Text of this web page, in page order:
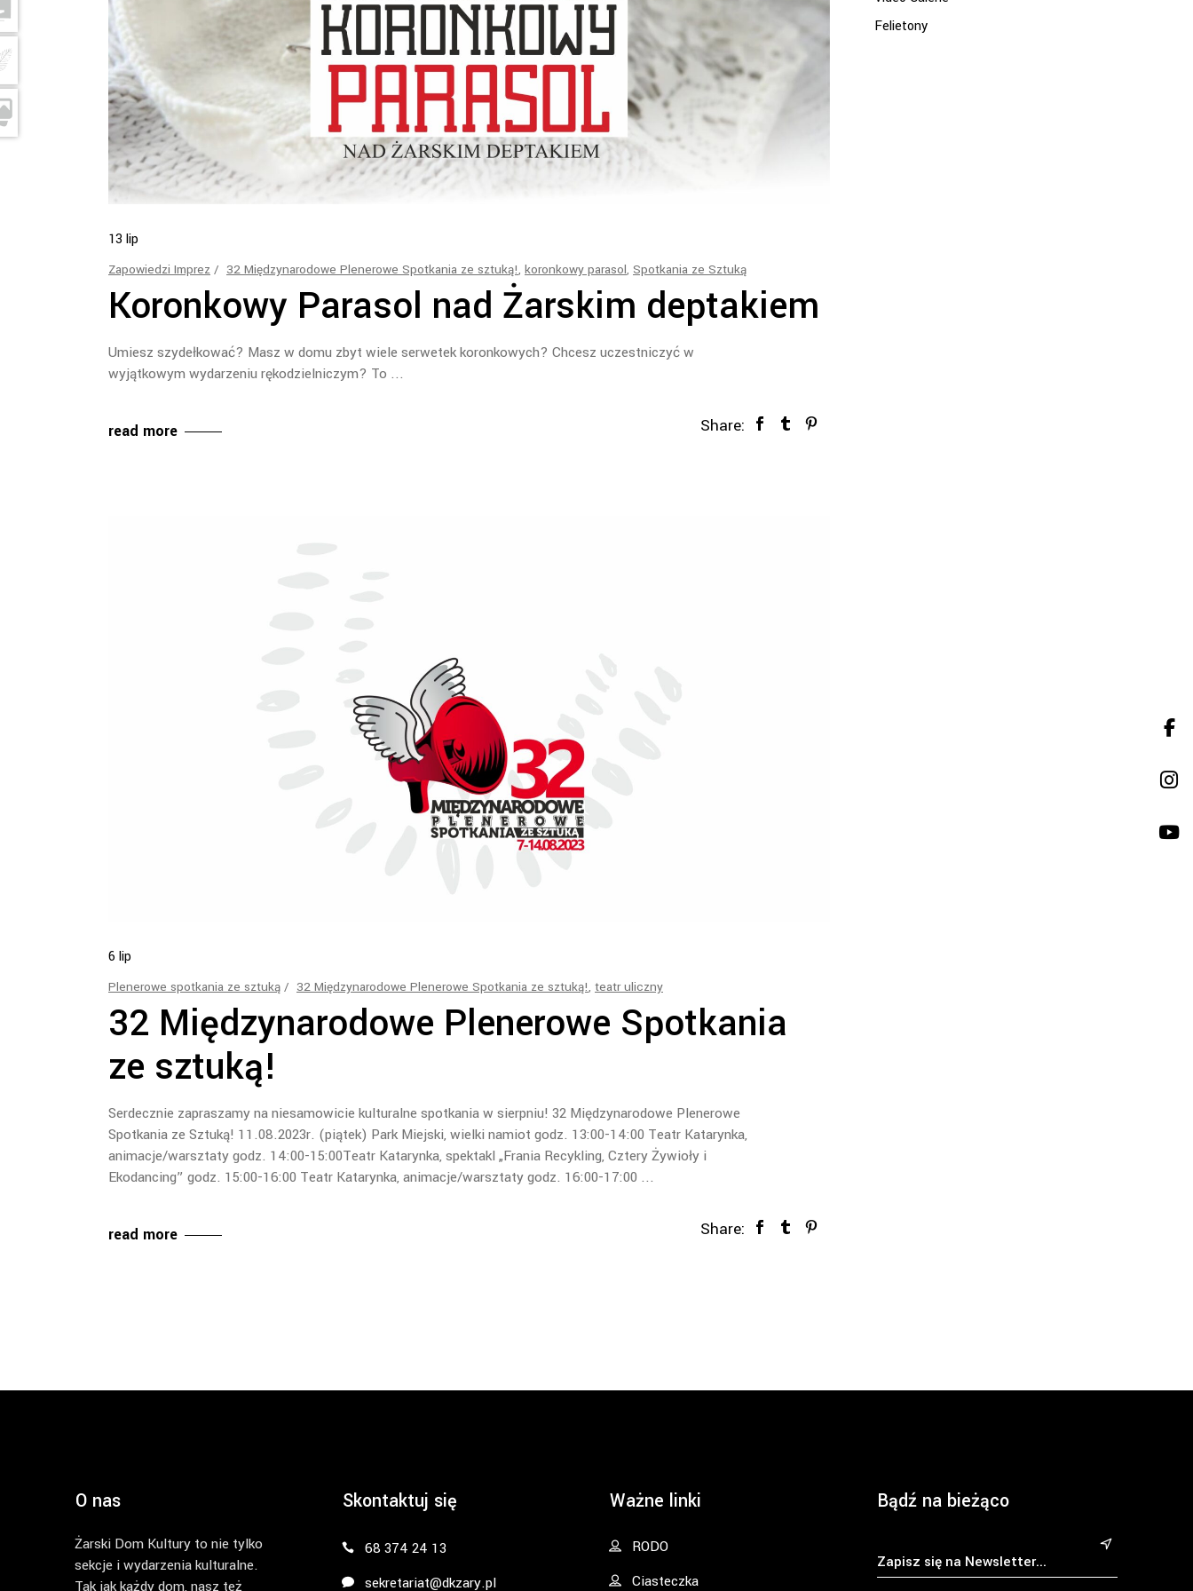
13 lip
Zapowiedzi Imprez 32 Międzynarodowe Plenerowe Spotkania ze sztuką!, koronkowy parasol, Spotkania ze Sztuką
Koronkowy Parasol nad Żarskim deptakiem
Umiesz szydełkować? Masz w domu zbyt wiele serwetek koronkowych? Chcesz uczestniczyć w
wyjątkowym wydarzeniu rękodzielniczym? To
read more Share:
6 lip
Plenerowe spotkania ze sztuką 32 Międzynarodowe Plenerowe Spotkania ze sztuką!, teatr uliczny
32 Międzynarodowe Plenerowe Spotkania
ze sztuką!
Serdecznie zapraszamy na niesamowicie kulturalne spotkania w sierpniu! 32 Międzynarodowe Plenerowe
Spotkania ze Sztuką! 11.08.2023r. (piątek) Park Miejski, wielki namiot godz. 13:00-14:00 Teatr Katarynka,
animacje/warsztaty godz. 14:00-15:00Teatr Katarynka, spektakl „Frania Recykling, Cztery Żywioły i
Ekodancing” godz. 15:00-16:00 Teatr Katarynka, animacje/warsztaty godz. 16:00-17:00
read more Share:
Felietony
O nas
Żarski Dom Kultury to nie tylko
sekcje i wydarzenia kulturalne.
Tak jak każdy dom, nasz też
Skontaktuj się
68 374 24 13
sekretariat@dkzary.pl
Ważne linki
RODO
Ciasteczka
Bądź na bieżąco
&